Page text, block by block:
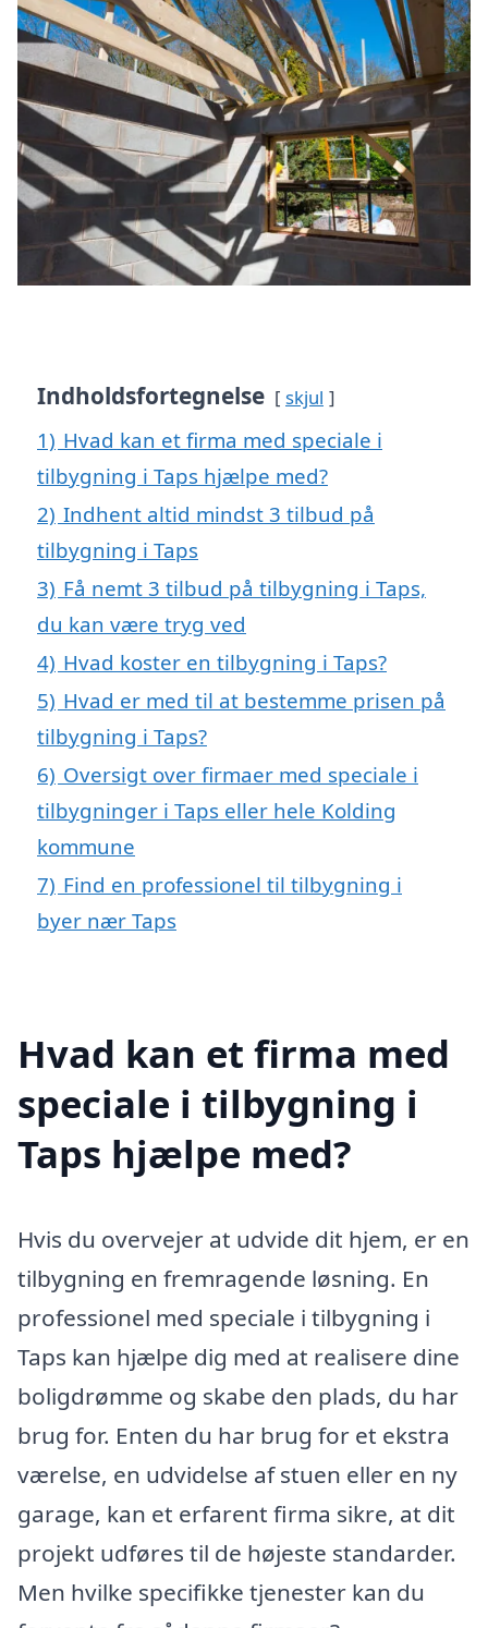
Indholdsfortegnelse skjul
1) Hvad kan et firma med speciale i
tilbygning i Taps hjælpe med?
2) Indhent altid mindst 3 tilbud på
tilbygning i Taps
3) Få nemt 3 tilbud på tilbygning i Taps,
du kan være tryg ved
4) Hvad koster en tilbygning i Taps?
5) Hvad er med til at bestemme prisen på
tilbygning i Taps?
6) Oversigt over firmaer med speciale i
tilbygninger i Taps eller hele Kolding
kommune
7) Find en professionel til tilbygning i
byer nær Taps
Hvad kan et firma med
speciale i tilbygning i
Taps hjælpe med?
Hvis du overvejer at udvide dit hjem, er en
tilbygning en fremragende løsning. En
professionel med speciale i tilbygning i
Taps kan hjælpe dig med at realisere dine
boligdrømme og skabe den plads, du har
brug for. Enten du har brug for et ekstra
værelse, en udvidelse af stuen eller en ny
garage, kan et erfarent firma sikre, at dit
projekt udføres til de højeste standarder.
Men hvilke specifikke tjenester kan du